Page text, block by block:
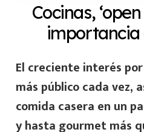
Cocinas,
importancia
El creciente interés
más público cada vez,
comida casera en un
y hasta gourmet más